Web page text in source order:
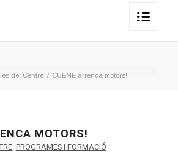
del Centre / CUEME arrenca motors!
MOTORS!
, PROGRAMES I FORMACIÓ